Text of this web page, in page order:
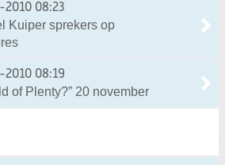
2010 08:23
Kuiper sprekers op
2010 08:19
of Plenty?” 20 november